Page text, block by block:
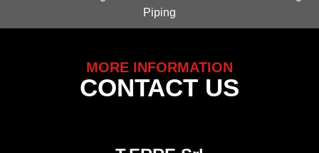
Piping
MORE INFORMATION
CONTACT US